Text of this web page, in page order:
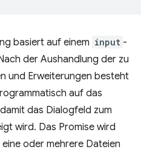
basiert auf einem input -
der Aushandlung der zu
und Erweiterungen besteht
auf das
das Dialogfeld zum
wird. Das Promise wird
oder mehrere Dateien